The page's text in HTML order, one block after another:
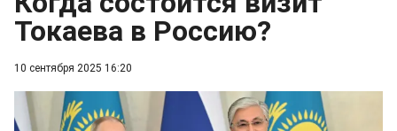
10 сентября 2025 16:20
Токаева в Россию?